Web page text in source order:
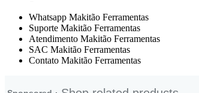
Whatsapp Makitão Ferramentas
Suporte Makitão Ferramentas
Atendimento Makitão Ferramentas
SAC Makitão Ferramentas
Contato Makitão Ferramentas